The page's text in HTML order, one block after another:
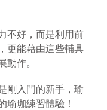
不好，而是利用前
更能藉由這些輔具
動作。
剛入門的新手，瑜
瑜珈練習體驗！